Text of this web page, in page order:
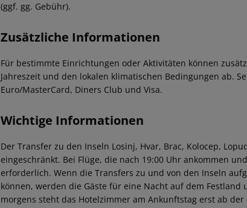
(ggf. gg. Gebühr).
Zusätzliche Informationen
Für bestimmte Einrichtungen oder Aktivitäten können
Jahreszeit und den lokalen klimatischen Bedingungen ab.
Euro/MasterCard, Diners Club und Visa.
Wichtige Informationen
Der Transfer zu den Inseln Losinj, Hvar, Brac, Kolocep,
eingeschränkt. Bei Flüge, die nach 19:00 Uhr ankommen
erforderlich. Wenn die Transfers zu und von den Inseln
können, werden die Gäste für eine Nacht auf dem
morgens steht das Hotelzimmer am Ankunftstag erst ab